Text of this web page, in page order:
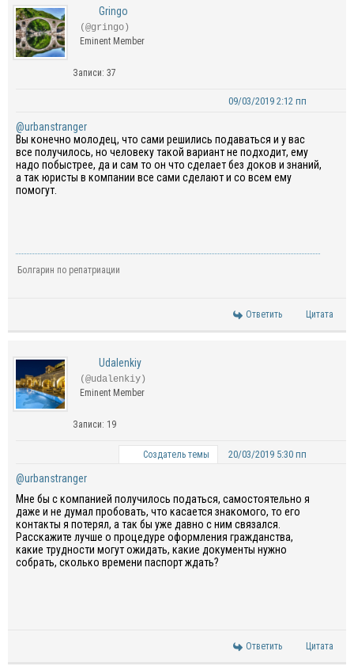
Gringo
(@gringo)
Eminent Member
Записи: 37
09/03/2019 2:12 пп
@urbanstranger
Вы конечно молодец, что сами решились подаваться и у вас
все получилось, но человеку такой вариант не подходит, ему
надо побыстрее, да и сам то он что сделает без доков и знаний,
а так юристы в компании все сами сделают и со всем ему
помогут.
Болгарин по репатриации
Ответить Цитата
Udalenkiy
(@udalenkiy)
Eminent Member
Записи: 19
Создатель темы 20/03/2019 5:30 пп
@urbanstranger
Мне бы с компанией получилось податься, самостоятельно я
даже и не думал пробовать, что касается знакомого, то его
контакты я потерял, а так бы уже давно с ним связался.
Расскажите лучше о процедуре оформления гражданства,
какие трудности могут ожидать, какие документы нужно
собрать, сколько времени паспорт ждать?
Ответить Цитата